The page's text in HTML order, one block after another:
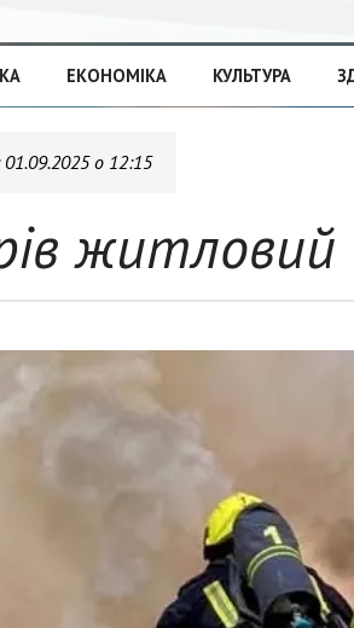
ЕКОНОМІКА КУЛЬТУРА
01.09.2025 о 12:15
житловий